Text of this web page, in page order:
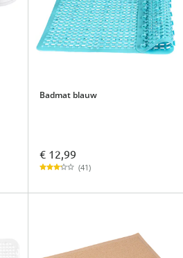
Badmat blauw
€ 12,99
(41)